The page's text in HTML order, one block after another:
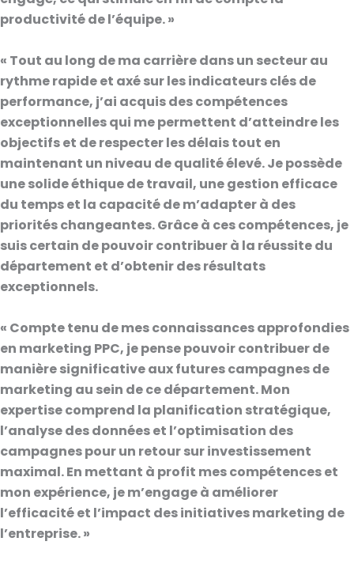
productivité de l’équipe. »
« Tout au long de ma carrière dans un secteur au
rythme rapide et axé sur les indicateurs clés de
performance, j’ai acquis des compétences
exceptionnelles qui me permettent d’atteindre les
objectifs et de respecter les délais tout en
maintenant un niveau de qualité élevé. Je possède
une solide éthique de travail, une gestion efficace
du temps et la capacité de m’adapter à des
priorités changeantes. Grâce à ces compétences, je
suis certain de pouvoir contribuer à la réussite du
département et d’obtenir des résultats
exceptionnels.
« Compte tenu de mes connaissances approfondies
en marketing PPC, je pense pouvoir contribuer de
manière significative aux futures campagnes de
marketing au sein de ce département. Mon
expertise comprend la planification stratégique,
l’analyse des données et l’optimisation des
campagnes pour un retour sur investissement
maximal. En mettant à profit mes compétences et
mon expérience, je m’engage à améliorer
l’efficacité et l’impact des initiatives marketing de
l’entreprise. »